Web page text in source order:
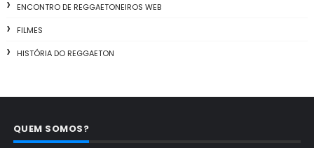
ENCONTRO DE REGGAETONEIROS WEB
FILMES
HISTÓRIA DO REGGAETON
QUEM SOMOS?